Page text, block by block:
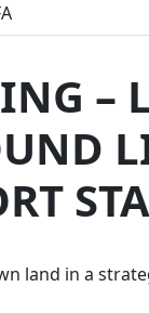
–
land in a